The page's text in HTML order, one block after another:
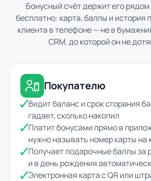
Бонусный счёт держит его
бесплатно: карта, баллы и история
клиента в телефоне — не в
CRM, до которой он не
Покупателю
Видит баланс и срок сгорания
гадает, сколько накопил
Платит бонусами прямо в
нужно называть номер карты на
Получает подарочные баллы за
и в день рождения
Электронная карта с QR или